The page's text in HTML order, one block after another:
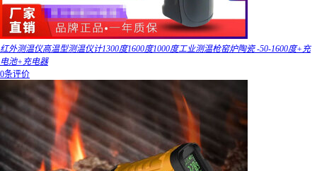
红外测温仪高温型测温仪计1300度1600度1000度工业测温枪窑炉陶瓷 -50-1600度+充
电池+充电器
0条评价